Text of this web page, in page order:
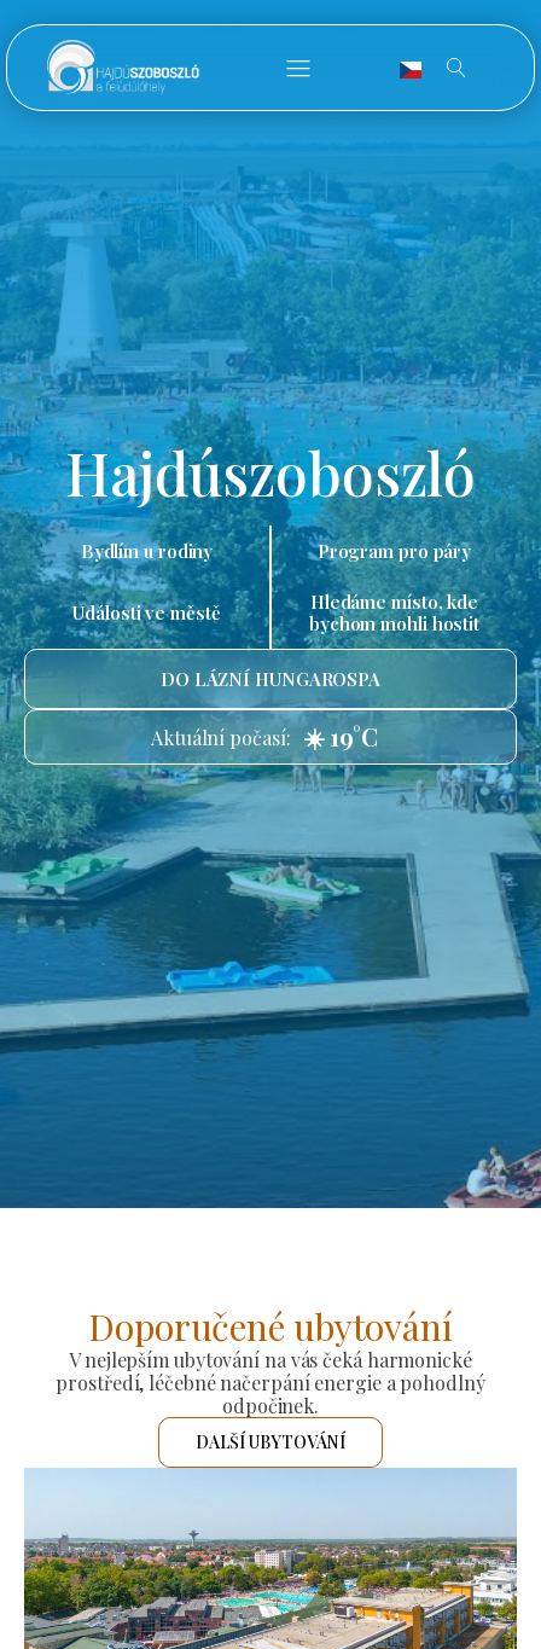
Hajdúszoboszló
Bydlím u rodiny Program pro páry
Události ve městě
Hledáme místo, kde
bychom mohli hostit
DO LÁZNÍ HUNGAROSPA
Aktuální počasí: ☀️ 19°C
Doporučené ubytování
V nejlepším ubytování na vás čeká harmonické
prostředí, léčebné načerpání energie a pohodlný
odpočinek.
DALŠÍ UBYTOVÁNÍ